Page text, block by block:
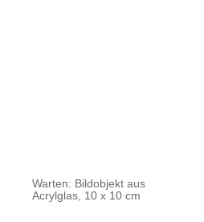
Warten: Bildobjekt aus
Acrylglas, 10 x 10 cm